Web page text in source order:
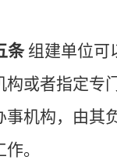
条 组建单位可
构或者指定专
事机构，由其
。